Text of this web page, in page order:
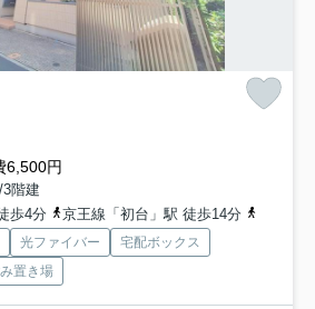
6,500円
階建
歩4分
京王線「初台」駅 徒歩14分
光ファイバー
宅配ボックス
置き場